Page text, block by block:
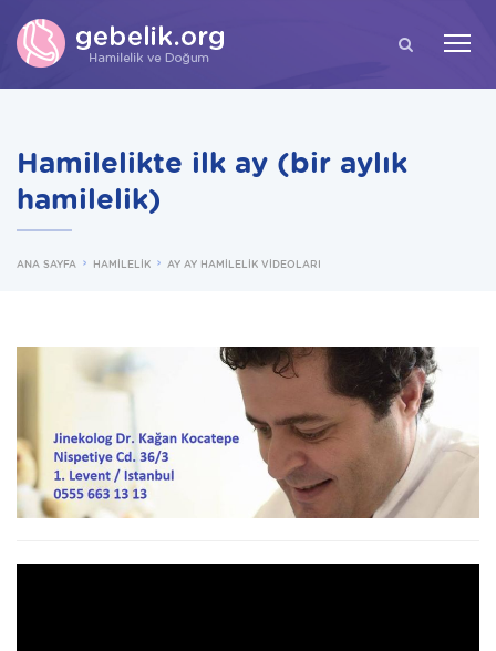
Hamilelikte ilk ay (bir aylık
hamilelik)
ANA SAYFA HAMİLELİK AY AY HAMİLELİK VİDEOLARI